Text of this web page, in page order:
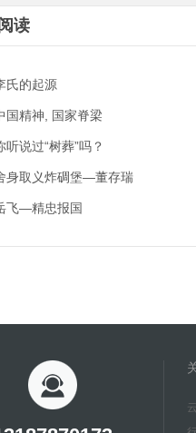
读
氏的起源
国精神, 国家脊梁
听说过“树葬”吗？
身取义炸碉堡—董存瑞
飞—精忠报国